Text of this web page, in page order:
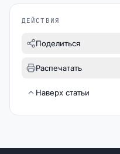
ДЕЙСТВИЯ
Поделиться
Распечатать
Наверх статьи